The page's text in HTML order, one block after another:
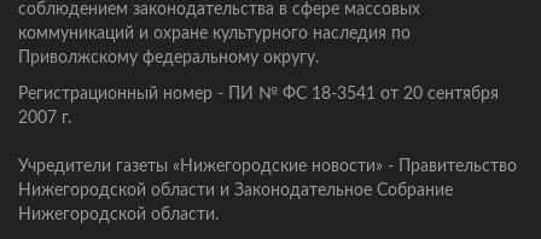
соблюдением законодательства в сфере массовых
коммуникаций и охране культурного наследия по
Приволжскому федеральному округу.
Регистрационный номер - ПИ № ФС 18-3541 от 20 сентября
2007 г.
Учредители газеты «Нижегородские новости» - Правительство
Нижегородской области и Законодательное Собрание
Нижегородской области.